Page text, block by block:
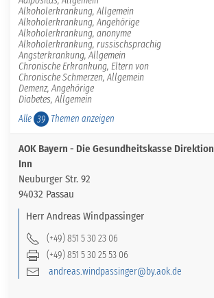
Alkoholerkrankung, Allgemein
Alkoholerkrankung, Angehörige
Alkoholerkrankung, anonyme
Alkoholerkrankung, russischsprachig
Angsterkrankung, Allgemein
Chronische Erkrankung, Eltern von
Chronische Schmerzen, Allgemein
Demenz, Angehörige
Diabetes, Allgemein
Alle 39 Themen anzeigen
AOK Bayern - Die Gesundheitskasse
Inn
Neuburger Str. 92
94032 Passau
Herr Andreas Windpassinger
(+49) 851 5 30 23 06
(+49) 851 5 30 25 53 06
andreas.windpassinger@by.aok.de